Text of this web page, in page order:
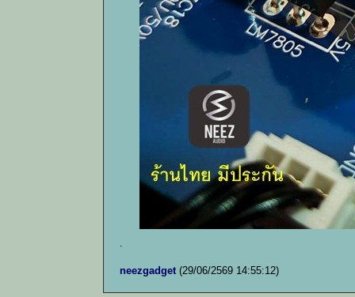
.
neezgadget (29/06/2569 14:55:12)